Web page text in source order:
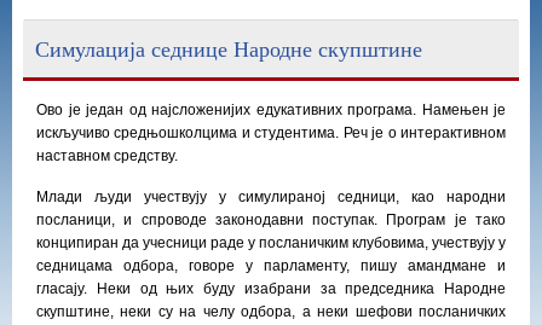
Симулација седнице Народне скупштине
Ово је један од најсложенијих едукативних програма. Намењен је
искључиво средњошколцима и студентима. Реч је о интерактивном
наставном средству.
Млади људи учествују у симулираној седници, као народни
посланици, и спроводе законодавни поступак. Програм је тако
конципиран да учесници раде у посланичким клубовима, учествују у
седницама одбора, говоре у парламенту, пишу амандмане и
гласају. Неки од њих буду изабрани за председника
Народне
скупштине, неки су на челу одбора, а неки шефови посланичких